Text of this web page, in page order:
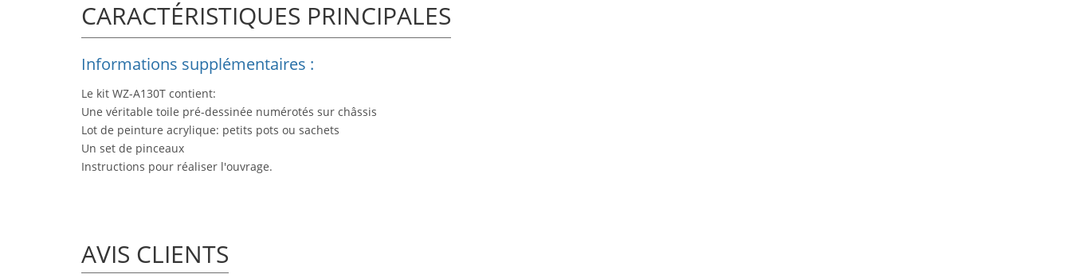
CARACTÉRISTIQUES PRINCIPALES
Informations supplémentaires :
Le kit WZ-A130T contient:
Une véritable toile pré-dessinée numérotés sur châssis
Lot de peinture acrylique: petits pots ou sachets
Un set de pinceaux
Instructions pour réaliser l'ouvrage.
AVIS CLIENTS